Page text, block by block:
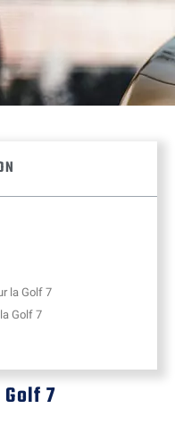
la Golf 7
Golf 7
7